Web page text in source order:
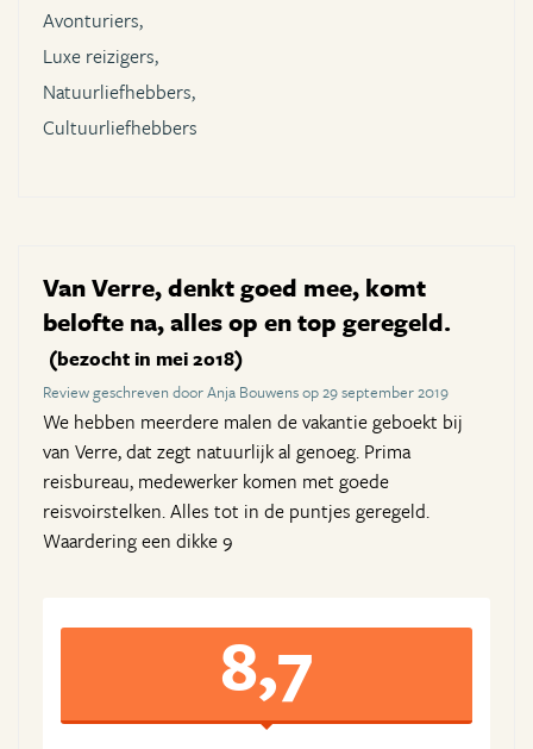
Avonturiers,
Luxe reizigers,
Natuurliefhebbers,
Cultuurliefhebbers
Van Verre, denkt goed mee, komt
belofte na, alles op en top geregeld.
(bezocht in mei 2018)
Review geschreven door Anja Bouwens op 29 september 2019
We hebben meerdere malen de vakantie geboekt bij
van Verre, dat zegt natuurlijk al genoeg. Prima
reisbureau, medewerker komen met goede
reisvoirstelken. Alles tot in de puntjes geregeld.
Waardering een dikke 9
8,7